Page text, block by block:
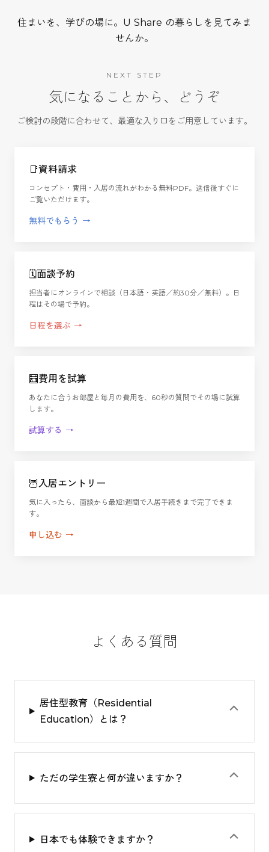
住まいを、学びの場に。U Share の暮らしを見てみま
せんか。
NEXT STEP
気になることから、どうぞ
ご検討の段階に合わせて、最適な入り口をご用意しています。
📑資料請求
コンセプト・費用・入居の流れがわかる無料PDF。送信後すぐに
ご覧いただけます。
無料でもらう →
🗓️面談予約
担当者にオンラインで相談（日本語・英語／約30分／無料）。日
程はその場で予約。
日程を選ぶ →
🧮費用を試算
あなたに合うお部屋と毎月の費用を、60秒の質問でその場に試算
します。
試算する →
🦉入居エントリー
気に入ったら、面談から最短1週間で入居手続きまで完了できま
す。
申し込む →
よくある質問
居住型教育（Residential
Education）とは？
⌃
ただの学生寮と何が違いますか？ ⌃
日本でも体験できますか？ ⌃